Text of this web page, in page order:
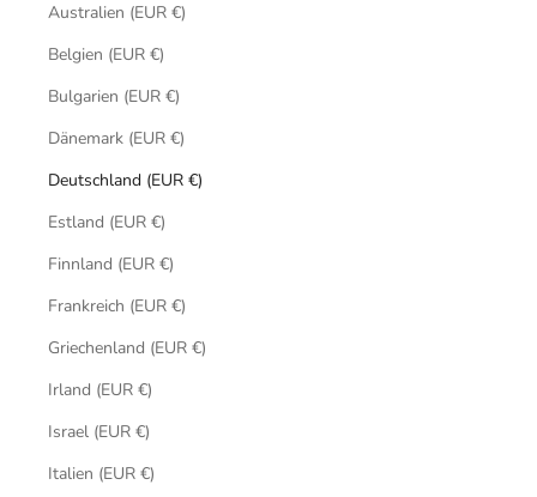
Australien (EUR €)
Belgien (EUR €)
Bulgarien (EUR €)
Dänemark (EUR €)
Deutschland (EUR €)
Estland (EUR €)
Finnland (EUR €)
Frankreich (EUR €)
Griechenland (EUR €)
Irland (EUR €)
Israel (EUR €)
Italien (EUR €)